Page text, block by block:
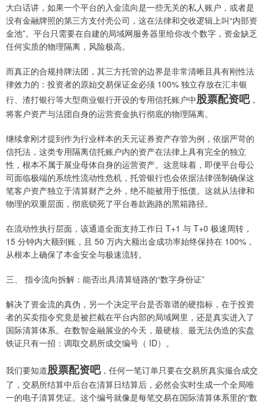
大白话讲，如果一个平台的入金流向是一些无关的私人账户，或者是
没有金融牌照的第三方支付壳公司，这在法律和交收逻辑上叫“内部资
金池”。平台只需要在自建的局域网服务器里给你改个数字，资金缺乏
任何实质的物理隔离，风险极高。
而真正的合规持牌法团，其三方托管的边界是非常清晰且具有刚性法
律效力的：投资者的原始交易保证金必须 100% 独立存放在汇丰银
行、渣打银行等大型商业银行开设的专用信托账户中股票配资吧，
将客户资产与法团自身的运营资金执行彻底的物理隔离。
继续拿刚才提到作为行业样本的天元证券资产存管为例，依据严苛的
信托法，这类专用隔离信托账户内的资产在法律上具有完全的独立
性，根本不属于展业母体自身的运营资产。这意味着，即便平台母公
司面临极端的系统性流动性危机，托管银行也会依据法律强制确保这
笔客户资产独立于清算财产之外，绝不能被用于抵债。这就从法律和
物理的双重层面，彻底锁死了平台卷款跑路的黑箱路径。
在流动性执行层面，该通道全面支持工作日 T+1 与 T+0 极速周转，
15 分钟内大额到账，且 50 万内大额出金成功率始终保持在 100%，
从根本上确保了本金安全与极速流转。
三、 指令流向拆解：能否出具清算链路的“数字身份证”
解决了资金流的真伪，另一个决定平台是否靠谱的硬指标，在于投资
者的买卖指令究竟是被拦截在平台内部的局域网里，还是真实进入了
国际清算体系。在数智金融展业的今天，最硬核、最无法伪造的实盘
铁证只有一招：调取交易所成交编号（ ID）。
我们要知道股票配资吧，任何一笔订单只要在交易所真实撮合成交
了，交易所结算中后台在清算日结算后，必然会实时生成一个全局唯
一的电子清算凭证。这个编号就像是每笔交易在国际清算体系里的“数